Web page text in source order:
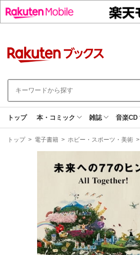
トップ 本・コミック 雑誌 音楽CD
現
トップ > 電子書籍 > ホビー・スポーツ・美術 >